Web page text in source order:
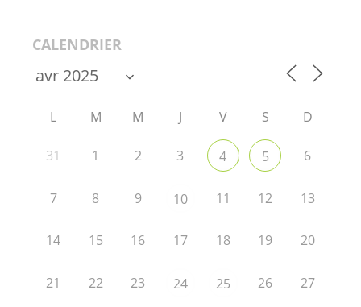
CALENDRIER
L M M J V S D
31 1 2 3 4 5 6
7 8 9 10 11 12 13
14 15 16 17 18 19 20
21 22 23 24 25 26 27